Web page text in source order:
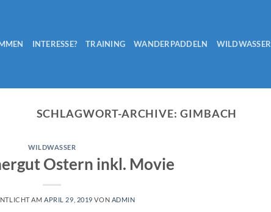
INTERESSE? TRAINING WANDERPADDELN WILDWASSER
SCHLAGWORT-ARCHIVE: GIMBACH
WILDWASSER
Ostern inkl. Movie
AMAPRIL 29, 2019 VON ADMIN